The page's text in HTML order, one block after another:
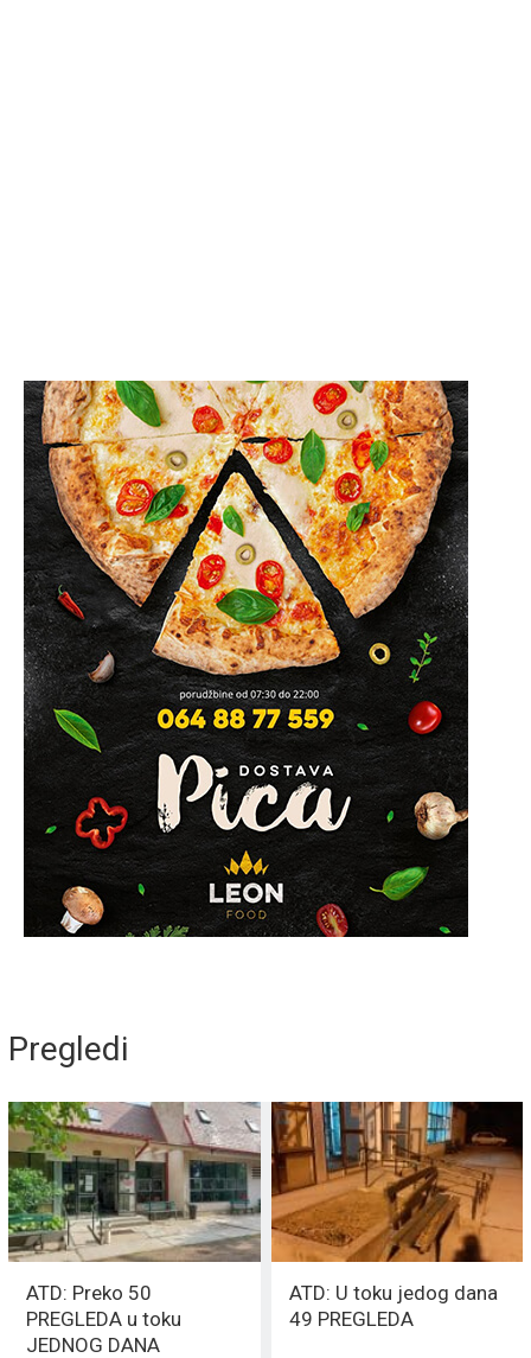
Pregledi
ATD: Preko 50
PREGLEDA u toku
JEDNOG DANA
ATD: U toku jedog dana
49 PREGLEDA